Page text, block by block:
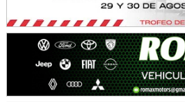
NORESTE SANTAFESINO - F6
Ciudad de Avellaneda (Asfalto)
Avellaneda (Santa Fe)
SUR SANTAFESINO - F4